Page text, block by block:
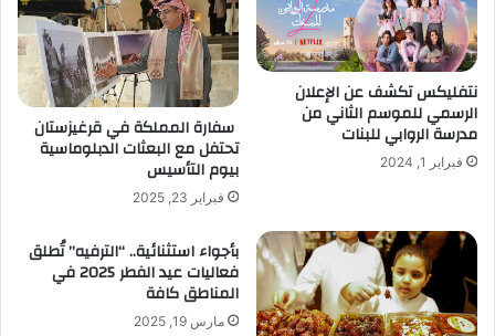
نتفليكس تكشف عن الإعلان
الرسمي للموسم الثاني من
مدرسة الروابي للبنات
فبراير 1, 2024
سفارة المملكة في قرغيزستان
تحتفل مع البعثات الدبلوماسية
بيوم التأسيس
فبراير 23, 2025
بأجواء استثنائية.. “الترفيه” تُطلق
فعاليات عيد الفطر 2025 في
المناطق كافة
مارس 19, 2025